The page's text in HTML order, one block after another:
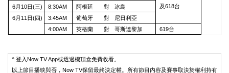
及618台
6月10日(三) 8:30AM 阿根廷 對
冰島
6月11日(四)
3:45AM 葡萄牙 對
尼日利亞
4:00AM
英格蘭 對 哥斯達黎加 619台
^ 登入Now TV App或透過機頂盒免費收看。
以上節目播映與否，Now TV保留最終決定權。所有節目内容及賽事取決於權利持有